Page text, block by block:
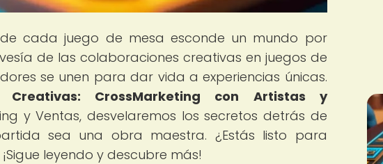
cada juego de mesa esconde un mundo por
de las colaboraciones creativas en juegos de
se unen para dar vida a experiencias únicas.
Creativas: CrossMarketing con Artistas y
y Ventas, desvelaremos los secretos detrás de
sea una obra maestra. ¿Estás listo para
leyendo y descubre más!